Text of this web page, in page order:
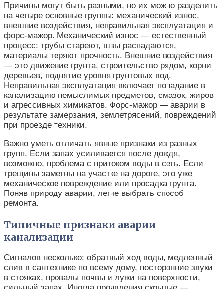
Причины могут быть разными, но их можно разделить
на четыре основные группы: механический износ,
внешние воздействия, неправильная эксплуатация и
форс-мажор. Механический износ — естественный
процесс: трубы стареют, швы распадаются,
материалы теряют прочность. Внешние воздействия
— это движение грунта, строительство рядом, корни
деревьев, поднятие уровня грунтовых вод.
Неправильная эксплуатация включает попадание в
канализацию немыслимых предметов, смазок, жиров
и агрессивных химикатов. Форс-мажор — аварии в
результате замерзания, землетрясений, повреждений
при проезде техники.
Важно уметь отличать явные признаки из разных
групп. Если запах усиливается после дождя,
возможно, проблема с притоком воды в сеть. Если
трещины заметны на участке на дороге, это уже
механическое повреждение или просадка грунта.
Поняв природу аварии, легче выбрать способ
ремонта.
Типичные признаки аварии
канализации
Сигналов несколько: обратный ход воды, медленный
слив в сантехнике по всему дому, посторонние звуки
в стояках, провалы почвы и лужи на поверхности,